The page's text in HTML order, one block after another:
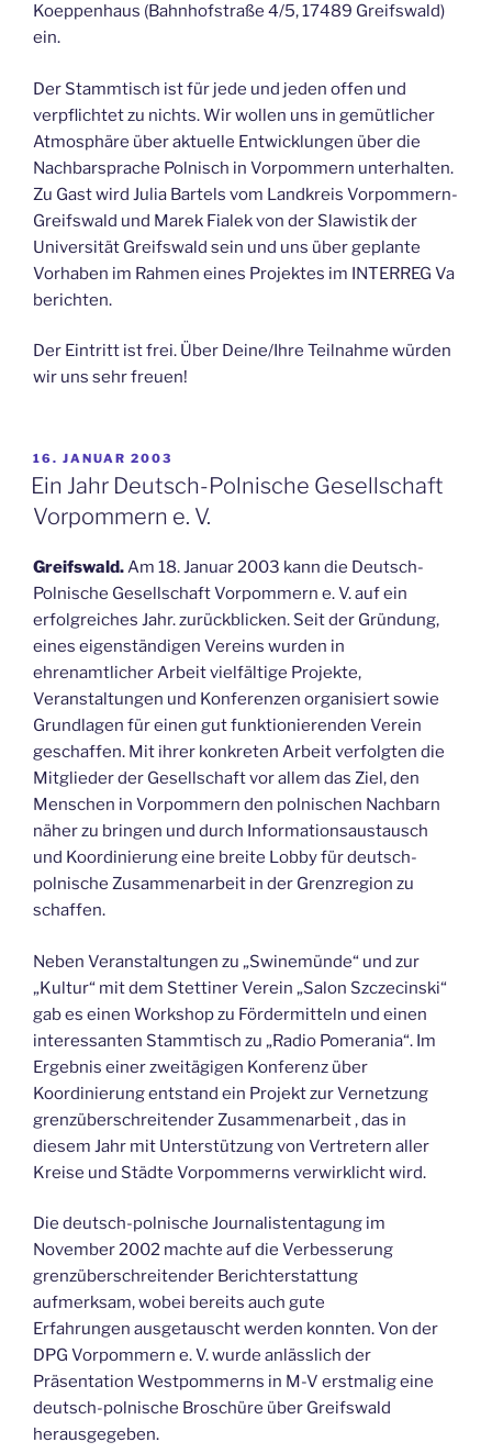
Koeppenhaus (Bahnhofstraße 4/5, 17489 Greifswald)
ein.
Der Stammtisch ist für jede und jeden offen und
verpflichtet zu nichts. Wir wollen uns in gemütlicher
Atmosphäre über aktuelle Entwicklungen über die
Nachbarsprache Polnisch in Vorpommern unterhalten.
Zu Gast wird Julia Bartels vom Landkreis Vorpommern-
Greifswald und Marek Fialek von der Slawistik der
Universität Greifswald sein und uns über geplante
Vorhaben im Rahmen eines Projektes im INTERREG Va
berichten.
Der Eintritt ist frei. Über Deine/Ihre Teilnahme würden
wir uns sehr freuen!
VERÖFFENTLICHT
AM
16. JANUAR 2003
Ein Jahr Deutsch-Polnische Gesellschaft
Vorpommern e. V.
Greifswald.Am 18. Januar 2003 kann die Deutsch-
Polnische Gesellschaft Vorpommern e. V. auf ein
erfolgreiches Jahr. zurückblicken. Seit der Gründung,
eines eigenständigen Vereins wurden in
ehrenamtlicher Arbeit vielfältige Projekte,
Veranstaltungen und Konferenzen organisiert sowie
Grundlagen für einen gut funktionierenden Verein
geschaffen. Mit ihrer konkreten Arbeit verfolgten die
Mitglieder der Gesellschaft vor allem das Ziel, den
Menschen in Vorpommern den polnischen Nachbarn
näher zu bringen und durch Informationsaustausch
und Koordinierung eine breite Lobby für deutsch-
polnische Zusammenarbeit in der Grenzregion zu
schaffen.
Neben Veranstaltungen zu „Swinemünde“ und zur
„Kultur“ mit dem Stettiner Verein „Salon Szczecinski“
gab es einen Workshop zu Fördermitteln und einen
interessanten Stammtisch zu „Radio Pomerania“. Im
Ergebnis einer zweitägigen Konferenz über
Koordinierung entstand ein Projekt zur Vernetzung
grenzüberschreitender Zusammenarbeit , das in
diesem Jahr mit Unterstützung von Vertretern aller
Kreise und Städte Vorpommerns verwirklicht wird.
Die deutsch-polnische Journalistentagung im
November 2002 machte auf die Verbesserung
grenzüberschreitender Berichterstattung
aufmerksam, wobei bereits auch gute
Erfahrungen ausgetauscht werden konnten. Von der
DPG Vorpommern e. V. wurde anlässlich der
Präsentation Westpommerns in M-V erstmalig eine
deutsch-polnische Broschüre über Greifswald
herausgegeben.